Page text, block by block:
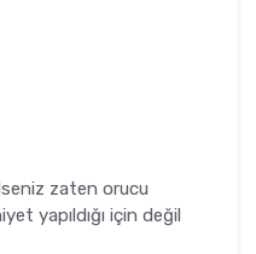
zaten orucu
yapıldığı için değil